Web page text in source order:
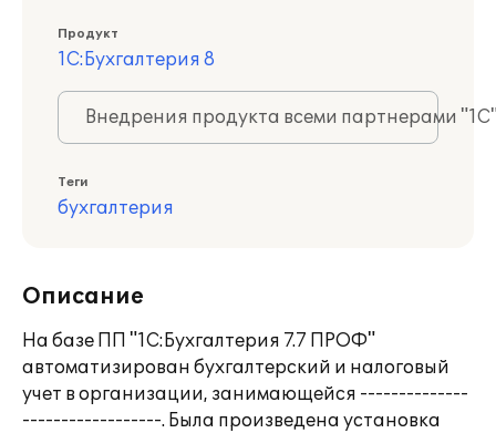
Продукт
1С:Бухгалтерия 8
Внедрения продукта всеми партнерами
Теги
бухгалтерия
Описание
На базе ПП "1C:Бухгалтерия 7.7 ПРОФ"
автоматизирован бухгалтерский и налоговый
учет в организации, занимающейся --------------
------------------. Была произведена установка